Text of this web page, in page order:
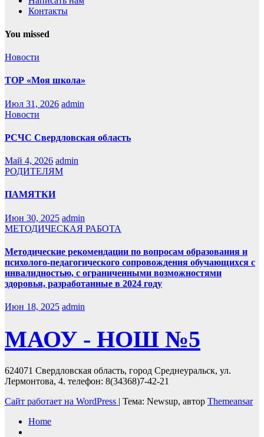
Контакты
You missed
Новости
ТОР «Моя школа»
Июл 31, 2026 admin
Новости
РСЧС Свердловская область
Май 4, 2026 admin
РОДИТЕЛЯМ
ПАМЯТКИ
Июн 30, 2025 admin
МЕТОДИЧЕСКАЯ РАБОТА
Методические рекомендации по вопросам образования и
психолого-педагогического сопровождения обучающихся с
инвалидностью, с ограниченными возможностями
здоровья, разработанные в 2024 году
Июн 18, 2025 admin
МАОУ - НОШ №5
624071 Свердловская область, город Среднеуральск, ул.
Лермонтова, 4. телефон: 8(34368)7-42-21
Сайт работает на WordPress | Тема: Newsup, автор Themeansar
Home